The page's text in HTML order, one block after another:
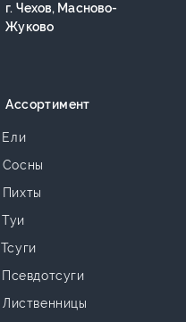
г. Чехов, Масново-
Жуково
Ели
Ассортимент
Сосны
Пихты
Туи
Тсуги
Псевдотсуги
Лиственницы